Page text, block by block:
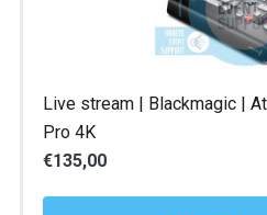
Live stream | Blackmagic |
Pro 4K
€135,00